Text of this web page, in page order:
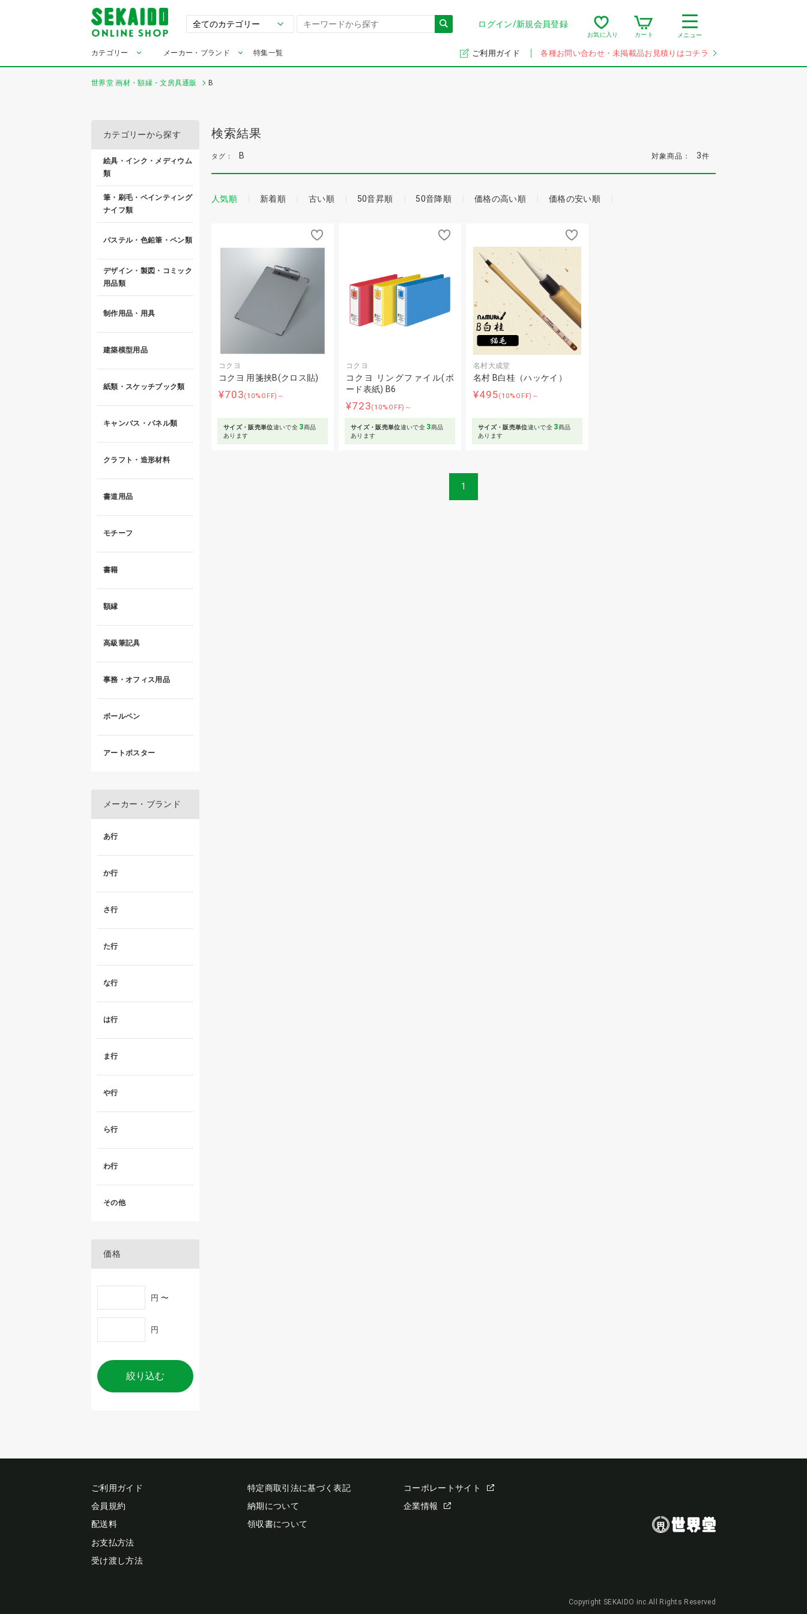
ログイン/新規会員登録
お気に入り カート メニュー
カテゴリー メーカー・ブランド 特集一覧 ご利用ガイド 各種お問い合わせ・未掲載品お見積りはコチラ
世界堂 画材・額縁・文房具通販 B
検索結果
タグ： B 対象商品： 3件
人気順 新着順 古い順 50音昇順 50音降順 価格の高い順 価格の安い順
コクヨ
コクヨ 用箋挟B(クロス貼)
¥703(10%OFF)～
サイズ・販売単位違いで全 3商品
あります
コクヨ
コクヨ リングファイル(ボ
ード表紙) B6
¥723(10%OFF)～
サイズ・販売単位違いで全 3商品
あります
名村大成堂
名村 B白桂（ハッケイ）
¥495(10%OFF)～
サイズ・販売単位違いで全 3商品
あります
1
カテゴリーから探す
絵具・インク・メディウム
類
筆・刷毛・ペインティング
ナイフ類
パステル・色鉛筆・ペン類
デザイン・製図・コミック
用品類
制作用品・用具
建築模型用品
紙類・スケッチブック類
キャンバス・パネル類
クラフト・造形材料
書道用品
モチーフ
書籍
額縁
高級筆記具
事務・オフィス用品
ボールペン
アートポスター
メーカー・ブランド
あ行
か行
さ行
た行
な行
は行
ま行
や行
ら行
わ行
その他
価格
円 〜
円
絞り込む
ご利用ガイド
会員規約
配送料
お支払方法
受け渡し方法
特定商取引法に基づく表記
納期について
領収書について
コーポレートサイト
企業情報
Copyright SEKAIDO inc.All Rights Reserved